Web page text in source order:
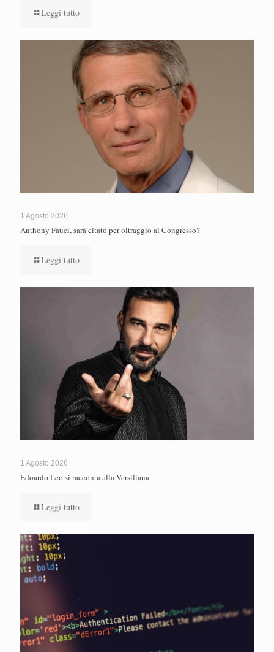
Leggi tutto
1 Agosto 2026
Anthony Fauci, sarà citato per oltraggio al Congresso?
Leggi tutto
1 Agosto 2026
Edoardo Leo si racconta alla Versiliana
Leggi tutto